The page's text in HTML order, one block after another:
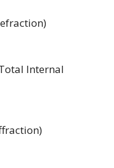
(Total Internal